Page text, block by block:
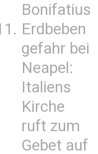
Bonifatius
Erdbeben
gefahr bei
Neapel:
Italiens
Kirche
ruft zum
Gebet auf